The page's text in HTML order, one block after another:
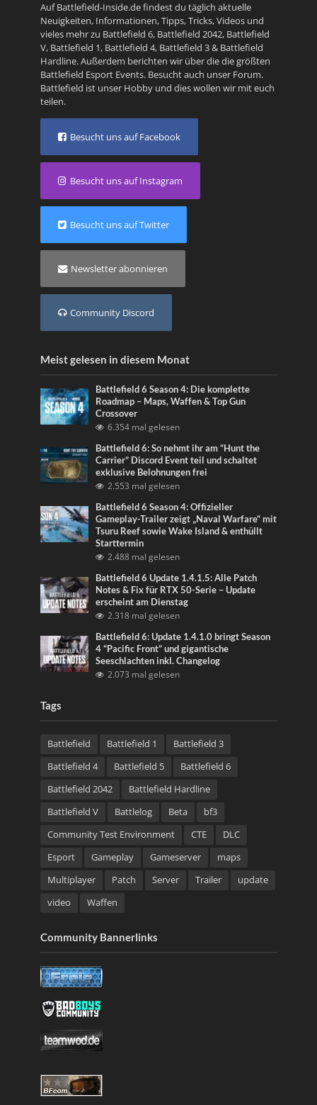
Auf Battlefield-Inside.de findest du täglich aktuelle
Neuigkeiten, Informationen, Tipps, Tricks, Videos und
vieles mehr zu Battlefield 6, Battlefield 2042, Battlefield
V, Battlefield 1, Battlefield 4, Battlefield 3& Battlefield
Hardline. Außerdem berichten wir über die die größten
Battlefield Esport Events. Besucht auch unser Forum.
Battlefield ist unser Hobby und dies wollen wir mit euch
teilen.
Besucht uns auf Facebook
Besucht uns auf Instagram
Besucht uns auf Twitter
Newsletter abonnieren
Community Discord
Meist gelesen in diesem Monat
Battlefield 6 Season 4: Die komplette
Roadmap – Maps, Waffen & Top Gun
Crossover
6.354 mal gelesen
Battlefield 6: So nehmt ihr am “Hunt the
Carrier” Discord Event teil und schaltet
exklusive Belohnungen frei
2.553 mal gelesen
Battlefield 6 Season 4: Offizieller
Gameplay-Trailer zeigt „Naval Warfare“ mit
Tsuru Reef sowie Wake Island & enthüllt
Starttermin
2.488 mal gelesen
Battlefield 6 Update 1.4.1.5: Alle Patch
Notes & Fix für RTX 50-Serie – Update
erscheint am Dienstag
2.318 mal gelesen
Battlefield 6: Update 1.4.1.0 bringt Season
4 “Pacific Front” und gigantische
Seeschlachten inkl. Changelog
2.073 mal gelesen
Tags
Battlefield Battlefield 1
Battlefield 3
Battlefield 4
Battlefield 5
Battlefield 6
Battlefield 2042
Battlefield Hardline
Battlefield V
Battlelog Beta
bf3
Community Test Environment
CTE
DLC
Esport
Gameplay Gameserver
maps
Multiplayer
Patch Server Trailer
update
video
Waffen
Community Bannerlinks